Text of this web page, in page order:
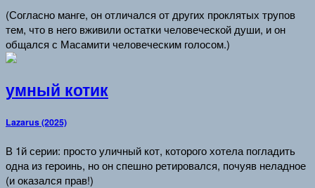
(Согласно манге, он отличался от других проклятых трупов
тем, что в него вживили остатки человеческой души, и он
общался с Масамити человеческим голосом.)
умный котик
Lazarus (2025)
В 1й серии: просто уличный кот, которого хотела погладить
одна из героинь, но он спешно ретировался, почуяв неладное
(и оказался прав!)